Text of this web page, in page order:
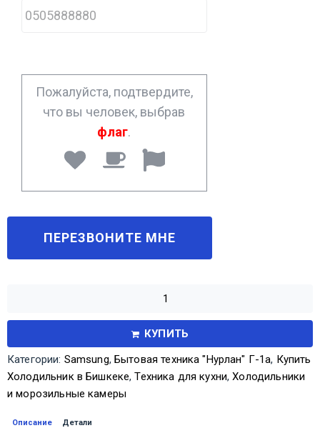
h
o
*
Пожалуйста, подтвердите,
что вы человек, выбрав
флаг.
КУПИТЬ
Категории: Samsung,Бытовая техника "Нурлан" Г-1а, Купить
Холодильник в Бишкеке,Техника для кухни,Холодильники
и морозильные камеры
Описание Детали